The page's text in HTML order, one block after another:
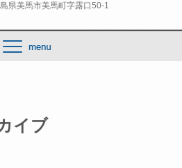
県美馬市美馬町字露口50-1
イブ